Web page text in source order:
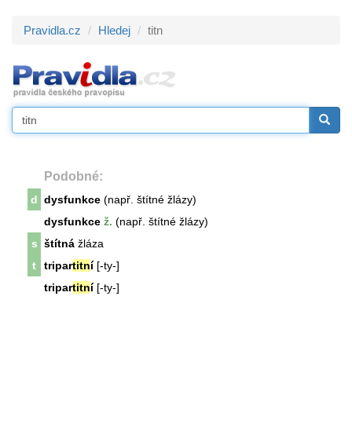
Pravidla.cz Hledej titn
Podobné:
d dysfunkce (např. štítné žlázy)
dysfunkce ž. (např. štítné žlázy)
s štítná žláza
t
tripartitní[-ty-]
tripartitní[-ty-]